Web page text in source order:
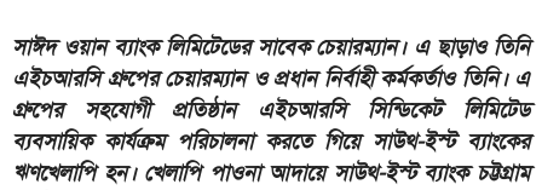
সাঈদ ওয়ান ব্যাংক লিমিটেডের সাবেক চেয়ারম্যান। এ ছাড়াও তিনি
এইচআরসি গ্রুপের চেয়ারম্যান ও প্রধান নির্বাহী কর্মকর্তাও তিনি। এ
গ্রুপের সহযোগী প্রতিষ্ঠান এইচআরসি সিন্ডিকেট লিমিটেড
ব্যবসায়িক কার্যক্রম পরিচালনা করতে গিয়ে সাউথ-ইস্ট ব্যাংকের
ঋণখেলাপি হন। খেলাপি পাওনা আদায়ে সাউথ-ইস্ট ব্যাংক চট্টগ্রাম